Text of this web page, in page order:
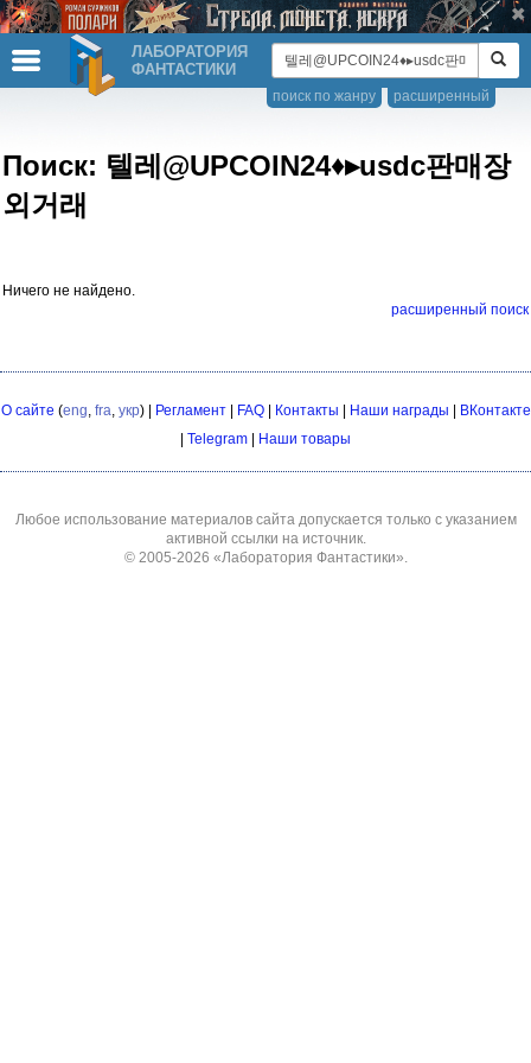
ЛАБОРАТОРИЯ
ФАНТАСТИКИ
расширенный
поиск по жанру
Поиск: 텔레@UPCOIN24♦▸usdc판매장
외거래
Ничего не найдено.
расширенный поиск
О сайте (eng, fra, укр) | Регламент| FAQ| Контакты Наши награды
ВКонтакте
Telegram Наши товары
Любое использование материалов сайта допускается только с указанием
активной ссылки на источник.
© 2005-2026 «Лаборатория Фантастики».